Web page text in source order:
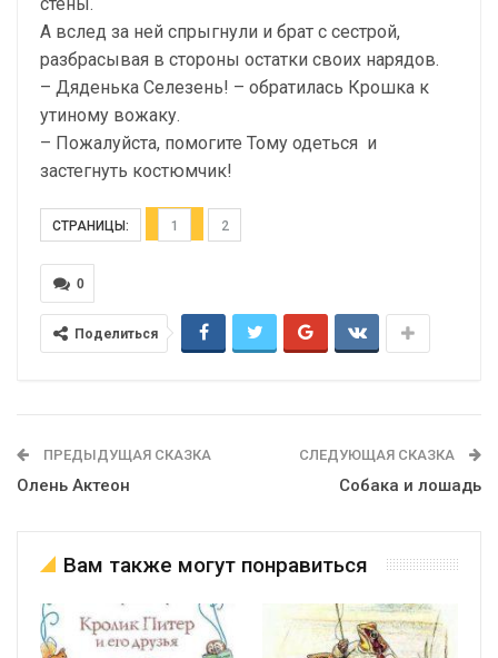
А вслед за ней спрыгнули и брат с сестрой,
разбрасывая в стороны остатки своих нарядов.
– Дяденька Селезень! – обратилась Крошка к
утиному вожаку.
– Пожалуйста, помогите Тому одеться и
застегнуть костюмчик!
СТРАНИЦЫ: 1 2
0
Поделиться
ПРЕДЫДУЩАЯ СКАЗКА
Олень Актеон
СЛЕДУЮЩАЯ СКАЗКА
Собака и лошадь
Вам также могут понравиться